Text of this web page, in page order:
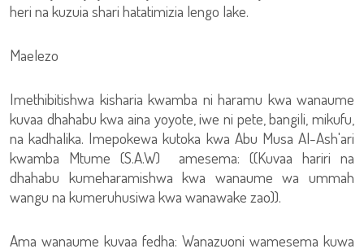
heri na kuzuia shari hatatimizia lengo lake.
Maelezo
Imethibitishwa kisharia kwamba ni haramu kwa wanaume
kuvaa dhahabu kwa aina yoyote, iwe ni pete, bangili, mikufu,
na kadhalika. Imepokewa kutoka kwa Abu Musa Al-Ash'ari
kwamba Mtume (S.A.W) amesema: ((Kuvaa hariri na
dhahabu kumeharamishwa kwa wanaume wa ummah
wangu na kumeruhusiwa kwa wanawake zao)).
Ama wanaume kuvaa fedha: Wanazuoni wamesema kuwa